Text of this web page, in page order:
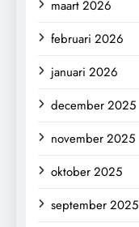
maart 2026
februari 2026
januari 2026
december 2025
november 2025
oktober 2025
september 2025